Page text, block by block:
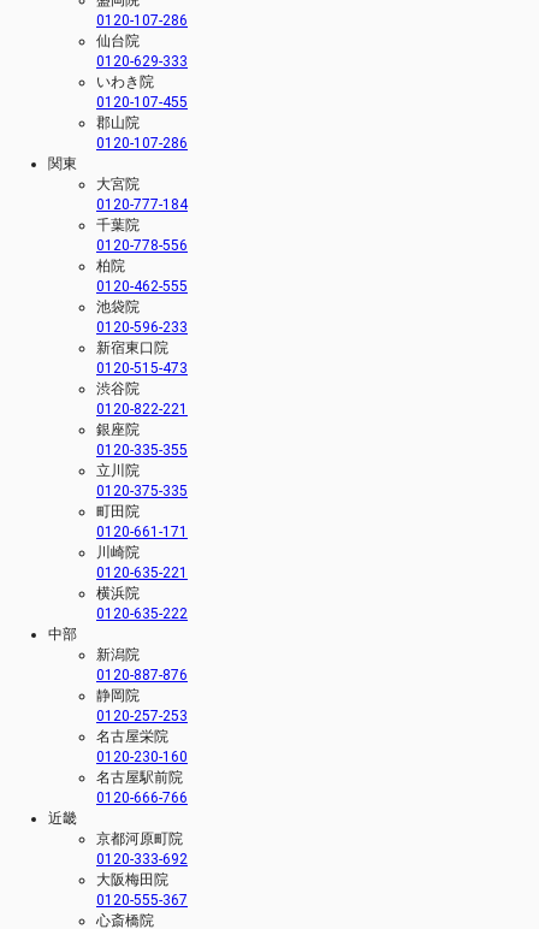
0120-107-286
仙台院
0120-629-333
いわき院
0120-107-455
郡山院
0120-107-286
関東
大宮院
0120-777-184
千葉院
0120-778-556
柏院
0120-462-555
池袋院
0120-596-233
新宿東口院
0120-515-473
渋谷院
0120-822-221
銀座院
0120-335-355
立川院
0120-375-335
町田院
0120-661-171
川崎院
0120-635-221
横浜院
0120-635-222
中部
新潟院
0120-887-876
静岡院
0120-257-253
名古屋栄院
0120-230-160
名古屋駅前院
0120-666-766
近畿
京都河原町院
0120-333-692
大阪梅田院
0120-555-367
心斎橋院